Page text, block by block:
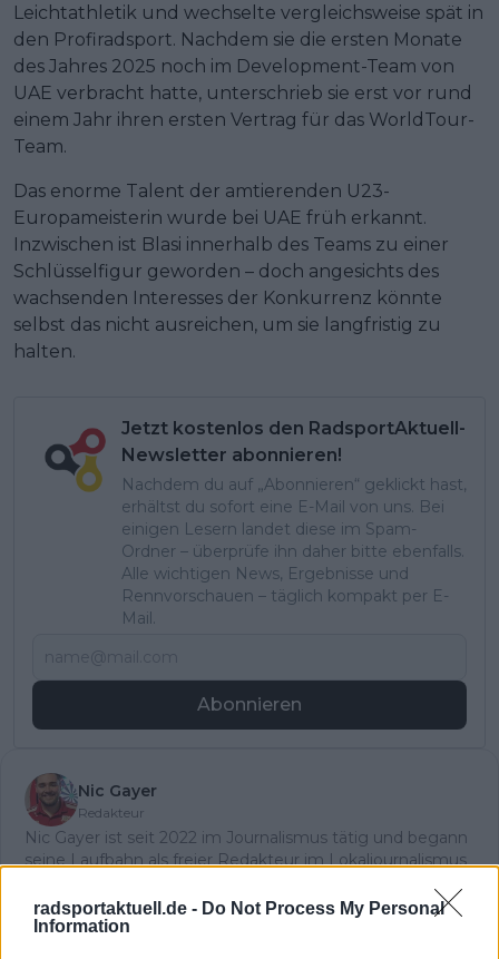
radsportaktuell.de - Do Not Process My Personal
Information
Leichtathletik und wechselte vergleichsweise spät in
den Profiradsport. Nachdem sie die ersten Monate
des Jahres 2025 noch im Development-Team von
UAE verbracht hatte, unterschrieb sie erst vor rund
einem Jahr ihren ersten Vertrag für das WorldTour-
Team.
Das enorme Talent der amtierenden U23-
Europameisterin wurde bei UAE früh erkannt.
Inzwischen ist Blasi innerhalb des Teams zu einer
Schlüsselfigur geworden – doch angesichts des
wachsenden Interesses der Konkurrenz könnte
selbst das nicht ausreichen, um sie langfristig zu
halten.
Jetzt kostenlos den RadsportAktuell-
Newsletter abonnieren!
Nachdem du auf „Abonnieren“ geklickt hast,
erhältst du sofort eine E-Mail von uns. Bei
einigen Lesern landet diese im Spam-
Ordner – überprüfe ihn daher bitte ebenfalls.
Alle wichtigen News, Ergebnisse und
Rennvorschauen – täglich kompakt per E-
Mail.
Abonnieren
Nic Gayer
Redakteur
Nic Gayer ist seit 2022 im Journalismus tätig und begann
seine Laufbahn als freier Redakteur im Lokaljournalismus
über den professionellen Radsport und begleitet das
Geschehen von der WorldTour bis zu wichtigen